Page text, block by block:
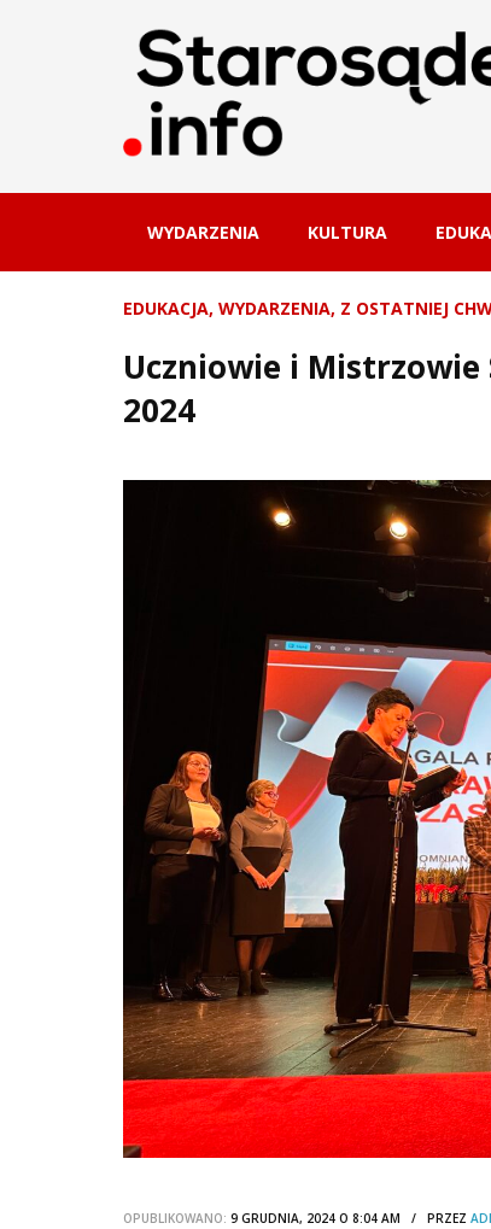
WYDARZENIA KULTURA
EDUKACJA, WYDARZENIA, Z OSTATNIEJ
Uczniowie i
2024
OPUBLIKOWANO: 9 GRUDNIA, 2024 O 8:04 AM / PRZEZ